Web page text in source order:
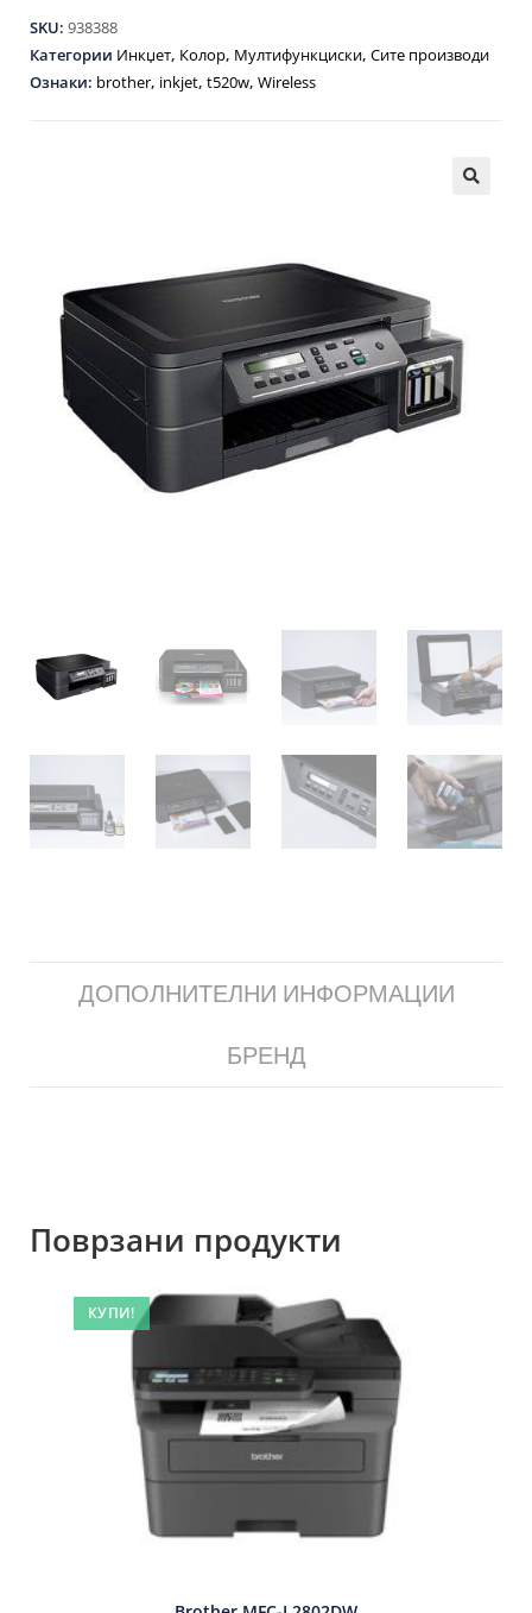
SKU: 938388
Категории Инкџет, Колор, Мултифункциски, Сите производи
Ознаки: brother, inkjet, t520w, Wireless
ДОПОЛНИТЕЛНИ ИНФОРМАЦИИ
БРЕНД
Поврзани продукти
КУПИ!